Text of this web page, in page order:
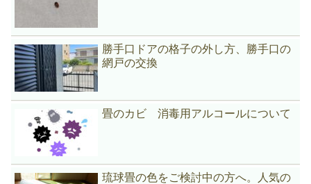
勝手口ドアの格子の外し方、勝手口の
網戸の交換
畳のカビ 消毒用アルコールについて
琉球畳の色をご検討中の方へ。人気の